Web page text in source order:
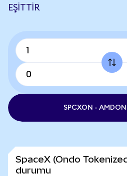
EŞITTIR
SPCXON - AMDON
SpaceX (Ondo
durumu